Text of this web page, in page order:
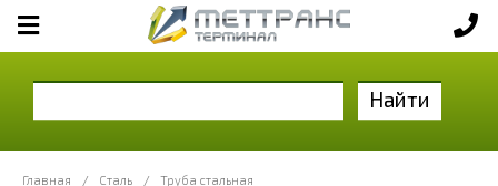
Найти
Главная / Сталь /
Труба стальная